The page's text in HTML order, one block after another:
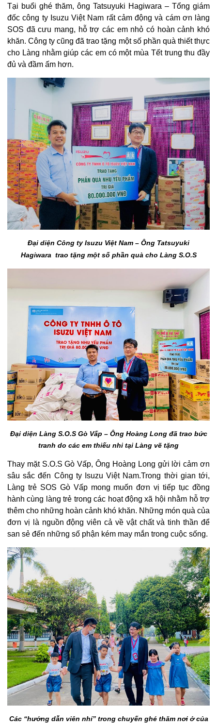
Tại buổi ghé thăm, ông Tatsuyuki Hagiwara – Tổng giám
đốc công ty Isuzu Việt Nam rất cảm động và cám ơn làng
SOS đã cưu mang, hỗ trợ các em nhỏ có hoàn cảnh khó
khăn. Công ty cũng đã trao tặng một số phần quà thiết thực
cho Làng nhằm giúp các em có một mùa Tết trung thu đầy
đủ và đầm ấm hơn.
Đại diện Công ty Isuzu Việt Nam – Ông Tatsuyuki
Hagiwara trao tặng một số phần quà cho Làng S.O.S
Đại diện Làng S.O.S Gò Vấp – Ông Hoàng Long đã trao bức
tranh do các em thiếu nhi tại Làng vẽ tặng
Thay mặt S.O.S Gò Vấp, Ông Hoàng Long gửi lời cảm ơn
sâu sắc đến Công ty Isuzu Việt Nam.Trong thời gian tới,
Làng trẻ SOS Gò Vấp mong muốn đơn vị tiếp tục đồng
hành cùng làng trẻ trong các hoạt động xã hội nhằm hỗ trợ
thêm cho những hoàn cảnh khó khăn. Những món quà của
đơn vị là nguồn động viên cả về vật chất và tinh thần để
san sẻ đến những số phận kém may mắn trong cuộc sống.
Các “hướng dẫn viên nhí” trong chuyến ghé thăm nơi ở của